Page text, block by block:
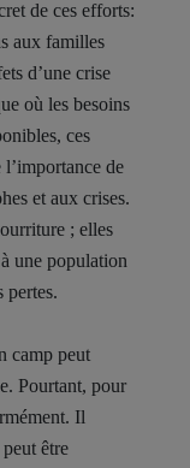
de ces efforts:
aux familles
d’une crise
où les besoins
ces
de
et aux crises.
; elles
une population
pertes.
camp peut
Pourtant, pour
Il
être